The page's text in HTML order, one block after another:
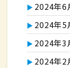
2024年6
2024年5
2024年3
2024年2